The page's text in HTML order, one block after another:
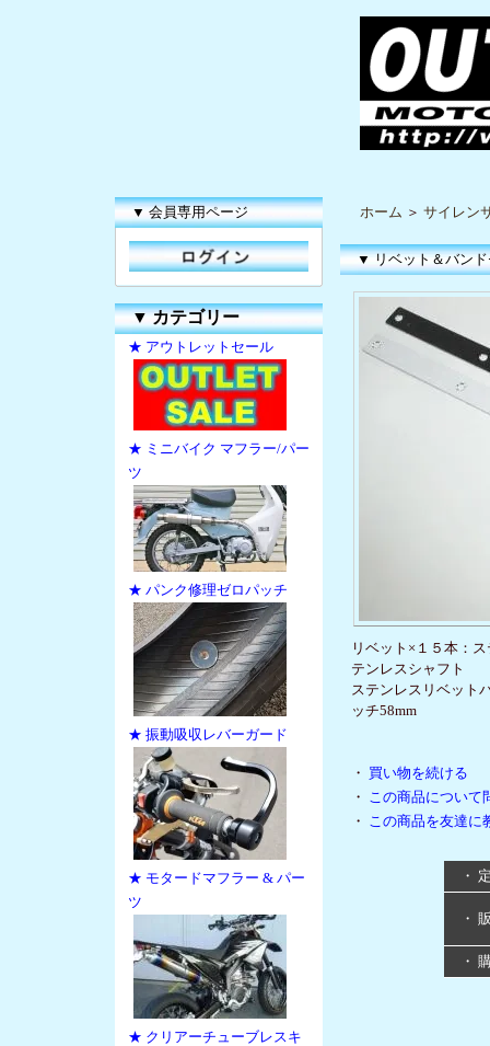
▼ 会員専用ページ
▼カテゴリー
★ アウトレットセール
★ ミニバイク マフラー/パー
ツ
★ パンク修理ゼロパッチ
★ 振動吸収レバーガード
★ モタードマフラー & パー
ツ
★ クリアーチューブレスキ
ホーム ＞ サイレン
▼ リベット＆バン
リベット×１５本：
テンレスシャフト
ステンレスリベット
ッチ58mm
・ 買い物を続ける
・ この商品について
・ この商品を友達に
・
・
・